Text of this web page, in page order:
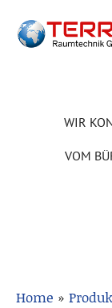
WIR
VOM
Home »